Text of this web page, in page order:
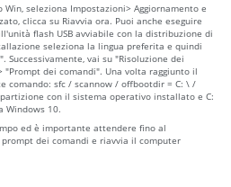
seleziona Impostazioni> Aggiornamento e
clicca su Riavvia ora. Puoi anche eseguire
flash USB avviabile con la distribuzione di
seleziona la lingua preferita e quindi
Successivamente, vai su "Risoluzione dei
dei comandi". Una volta raggiunto il
comando: sfc / scannow / offbootdir = C: \ /
con il sistema operativo installato e C:
Windows 10.
ed è importante attendere fino al
dei comandi e riavvia il computer